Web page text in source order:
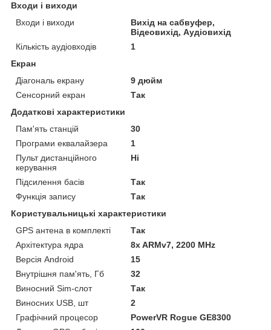
Входи і виходи
Входи і виходи
Вихід на сабвуфер,
Відеовихід, Аудіовихід
Кількість аудіовходів
1
Екран
Діагональ екрану
9 дюйм
Сенсорний екран
Так
Додаткові характеристики
Пам'ять станцій
30
Програми еквалайзера
1
Пульт дистанційного
керування
Ні
Підсилення басів
Так
Функція запису
Так
Користувальницькі характеристики
GPS антена в комплекті
Так
Архітектура ядра
8x ARMv7, 2200 MHz
Версія Android
15
Внутрішня пам'ять, Гб
32
Виносний Sim-слот
Так
Виносних USB, шт
2
Графічний процесор
PowerVR Rogue GE8300